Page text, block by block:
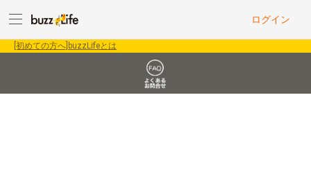
ログイン
[初めての方へ]buzzLifeとは